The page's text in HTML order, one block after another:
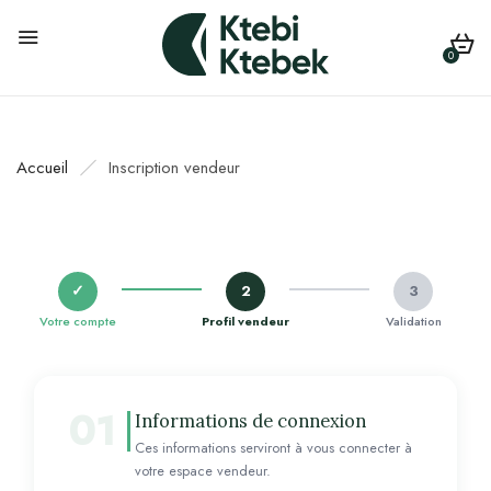
0
Accueil Inscription vendeur
✓
Votre compte
2
Profil vendeur
3
Validation
Informations de connexion
Ces informations serviront à vous connecter à
votre espace vendeur.